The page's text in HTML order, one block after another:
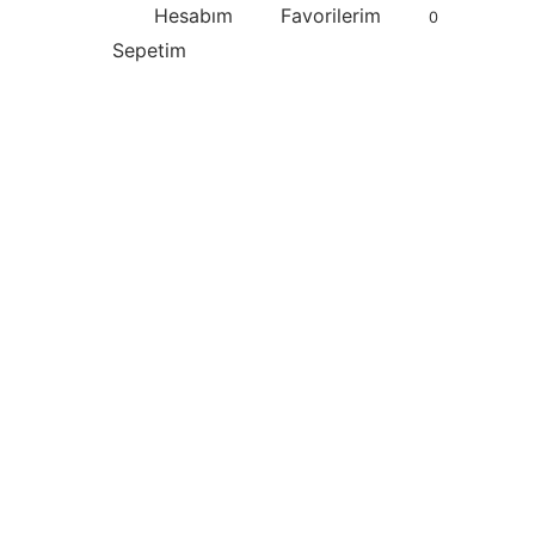
Hesabım Favorilerim 0
Sepetim